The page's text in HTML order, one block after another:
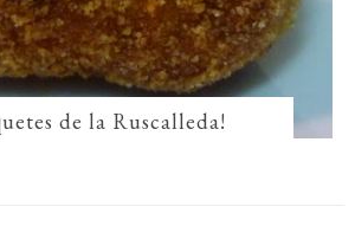
de la Ruscalleda!